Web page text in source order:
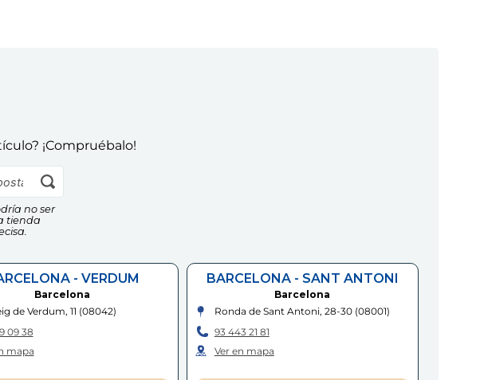
¡Compruébalo!
no ser
tienda
- VERDUM
Barcelona
de Verdum, 11 (08042)
09 38
mapa
BARCELONA - SANT ANTONI
Barcelona
Ronda de Sant Antoni, 28-30(08001)
93 443 21 81
Ver en mapa